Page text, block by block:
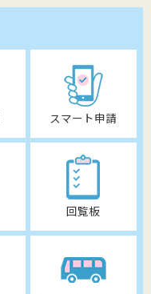
スマート申請
回覧板